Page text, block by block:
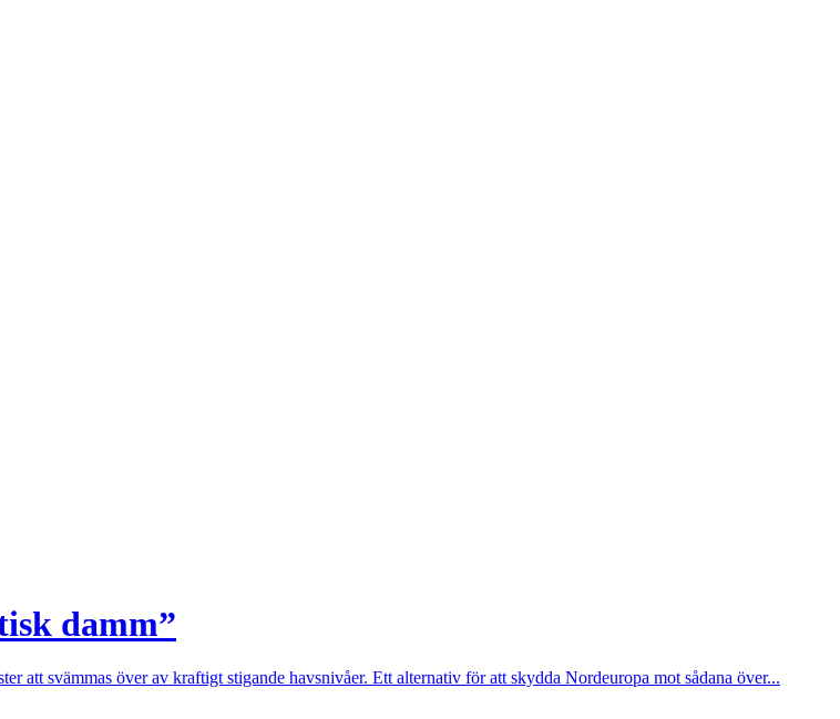
damm”
att svämmas över av kraftigt stigande havsnivåer. Ett alternativ för att skydda Nordeuropa mot sådana över...